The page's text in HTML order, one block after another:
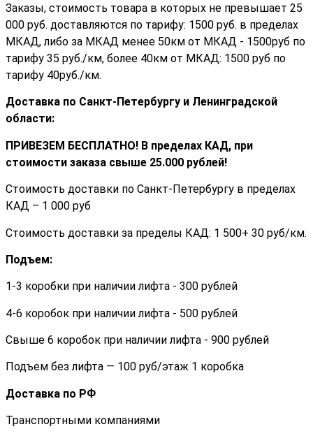
Заказы, стоимость товара в которых не превышает 25
000 руб. доставляются по тарифу: 1500 руб. в пределах
МКАД, либо за МКАД менее 50км от МКАД - 1500руб по
тарифу 35 руб./км, более 40км от МКАД: 1500 руб по
тарифу 40руб./км.
Доставка по Санкт-Петербургу и Ленинградской
области:
ПРИВЕЗЕМ БЕСПЛАТНО! В пределах КАД, при
стоимости заказа cвыше 25.000 рублей!
Стоимость доставки по Санкт-Петербургу в пределах
КАД – 1 000 руб
Стоимость доставки за пределы КАД: 1 500+ 30 руб/км.
Подъем:
1-3 коробки при наличии лифта - 300 рублей
4-6 коробок при наличии лифта - 500 рублей
Свыше 6 коробок при наличии лифта - 900 рублей
Подъем без лифта — 100 руб/этаж 1 коробка
Доставка по РФ
Транспортными компаниями